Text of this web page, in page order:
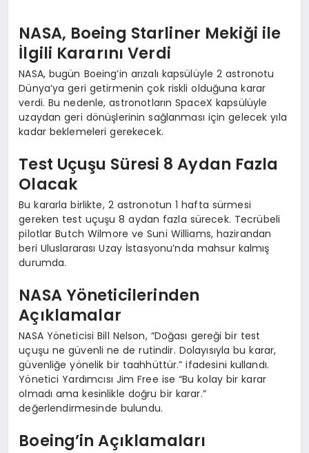
NASA, Boeing Starliner Mekiği ile
İlgili Kararını Verdi
NASA, bugün Boeing’in arızalı kapsülüyle 2 astronotu
Dünya’ya geri getirmenin çok riskli olduğuna karar
verdi. Bu nedenle, astronotların SpaceX kapsülüyle
uzaydan geri dönüşlerinin sağlanması için gelecek yıla
kadar beklemeleri gerekecek.
Test Uçuşu Süresi 8 Aydan Fazla
Olacak
Bu kararla birlikte, 2 astronotun 1 hafta sürmesi
gereken test uçuşu 8 aydan fazla sürecek. Tecrübeli
pilotlar Butch Wilmore ve Suni Williams, hazirandan
beri Uluslararası Uzay İstasyonu’nda mahsur kalmış
durumda.
NASA Yöneticilerinden
Açıklamalar
NASA Yöneticisi Bill Nelson, “Doğası gereği bir test
uçuşu ne güvenli ne de rutindir. Dolayısıyla bu karar,
güvenliğe yönelik bir taahhüttür.” ifadesini kullandı.
Yönetici Yardımcısı Jim Free ise “Bu kolay bir karar
olmadı ama kesinlikle doğru bir karar.”
değerlendirmesinde bulundu.
Boeing’in Açıklamaları